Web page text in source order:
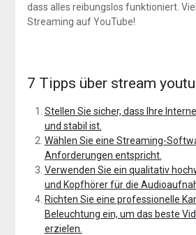
dass alles reibungslos funktioniert.
Streaming auf YouTube!
7 Tipps über stream
Stellen Sie sicher, dass Ihre
und stabil ist.
Wählen Sie eine Streaming-
Anforderungen entspricht.
Verwenden Sie ein qualitativ
und Kopfhörer für die
Richten Sie eine professionelle
Beleuchtung ein, um das beste
erzielen.